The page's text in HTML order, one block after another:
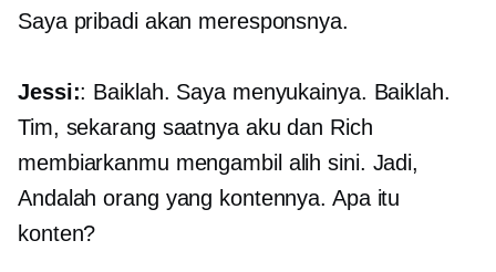
Saya pribadi akan meresponsnya.
Jessi:: Baiklah. Saya menyukainya. Baiklah.
Tim, sekarang saatnya aku dan Rich
membiarkanmu mengambil alih sini. Jadi,
Andalah orang yang kontennya. Apa itu
konten?